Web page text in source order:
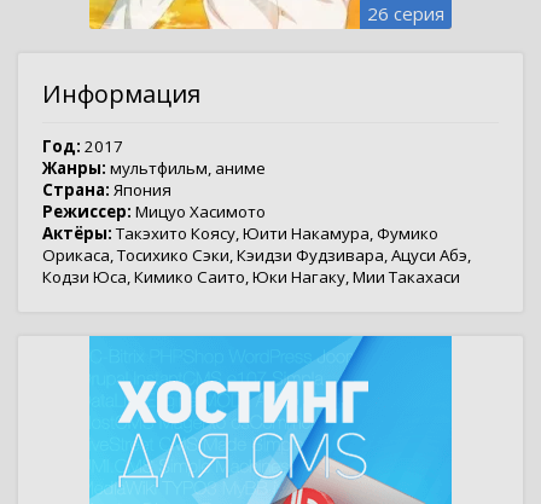
26 серия
Информация
Год: 2017
Жанры: мультфильм, аниме
Страна: Япония
Режиссер: Мицуо Хасимото
Актёры: Такэхито Коясу,Юити Накамура,Фумико
Орикаса,Тосихико Сэки,Кэидзи Фудзивара,Ацуси Абэ,
Кодзи Юса,Кимико Саито,Юки Нагаку,Мии Такахаси